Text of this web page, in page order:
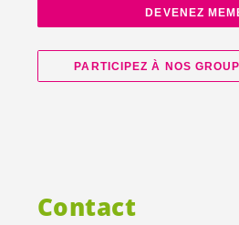
DEVENEZ
PARTICIPEZ À NOS
Contact